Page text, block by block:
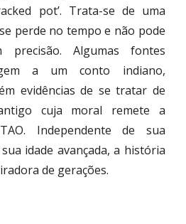
pot’. Trata-se de uma
perde no tempo e não pode
precisão. Algumas fontes
a um conto indiano,
evidências de se tratar de
cuja moral remete a
Independente de sua
idade avançada, a história
de gerações.